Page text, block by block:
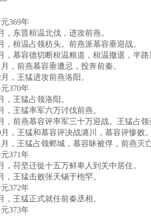
年
东晋桓温北伐，进攻前燕。
桓温占领枋头。前燕派慕容垂迎战。
慕容德切断桓温粮道，桓温撤退，半路
前燕慕容垂遭忌，投奔前秦。
王猛进攻前燕洛阳。
年
王猛占领洛阳。
王猛率军六万讨伐前燕。
前燕慕容评率军三十万迎战。王猛占领
王猛和慕容评决战潞川，慕容评惨败。
王猛占领邺城，慕容昧被俘，前燕灭
年
苻坚迁徙十五万鲜卑人到关中居住。
王猛击败张天锡于枹罕。
年
王猛正式就任前秦丞相。
年